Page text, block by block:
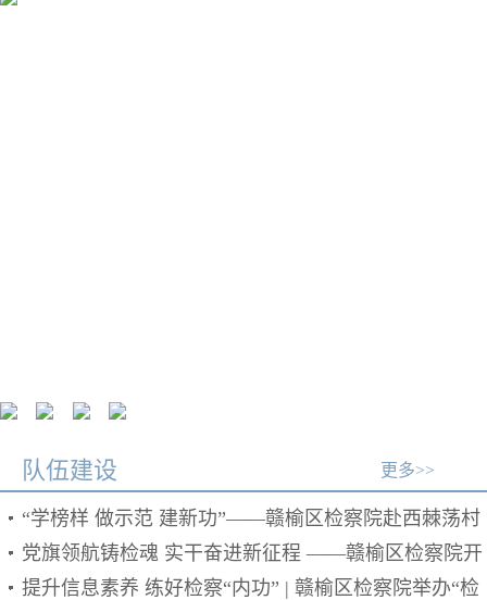
队伍建设 更多>>
“学榜样 做示范 建新功”——赣榆区检察院赴西棘荡村
开展庆祝建党105周年主题党日活动
党旗领航铸检魂 实干奋进新征程 ——赣榆区检察院开
展庆祝中国共产党成立105周年主题活动
提升信息素养 练好检察“内功” | 赣榆区检察院举办“检